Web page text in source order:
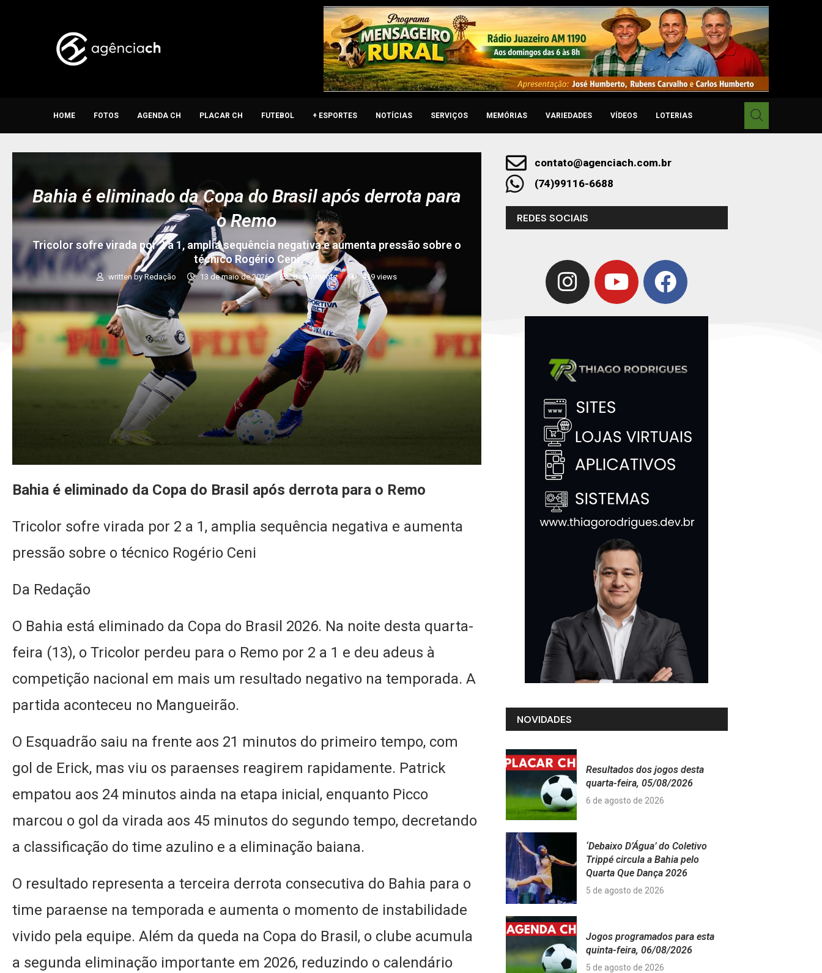
HOME FOTOS AGENDA CH PLACAR CH FUTEBOL + ESPORTES NOTÍCIAS SERVIÇOS MEMÓRIAS VARIEDADES VÍDEOS LOTERIAS
Bahia é eliminado da Copa do Brasil após derrota para
o Remo
Tricolor sofre virada por 2 a 1, amplia sequência negativa e aumenta pressão sobre o
técnico Rogério Ceni
written byRedação 13 de maio de 2026 0 comments 419views
Bahia é eliminado da Copa do Brasil após derrota para o Remo
Tricolor sofre virada por 2 a 1, amplia sequência negativa e aumenta
pressão sobre o técnico Rogério Ceni
Da Redação
O Bahia está eliminado da Copa do Brasil 2026. Na noite desta quarta-
feira (13), o Tricolor perdeu para o Remo por 2 a 1 e deu adeus à
competição nacional em mais um resultado negativo na temporada. A
partida aconteceu no Mangueirão.
O Esquadrão saiu na frente aos 21 minutos do primeiro tempo, com
gol de Erick, mas viu os paraenses reagirem rapidamente. Patrick
empatou aos 24 minutos ainda na etapa inicial, enquanto Picco
marcou o gol da virada aos 45 minutos do segundo tempo, decretando
a classificação do time azulino e a eliminação baiana.
O resultado representa a terceira derrota consecutiva do Bahia para o
time paraense na temporada e aumenta o momento de instabilidade
vivido pela equipe. Além da queda na Copa do Brasil, o clube acumula
a segunda eliminação importante em 2026, reduzindo o calendário
contato@agenciach.com.br
(74)99116-6688
REDES SOCIAIS
NOVIDADES
Resultados dos jogos desta
quarta-feira, 05/08/2026
6 de agosto de 2026
‘Debaixo D’Água’ do Coletivo
Trippé circula a Bahia pelo
Quarta Que Dança 2026
5 de agosto de 2026
Jogos programados para esta
quinta-feira, 06/08/2026
5 de agosto de 2026